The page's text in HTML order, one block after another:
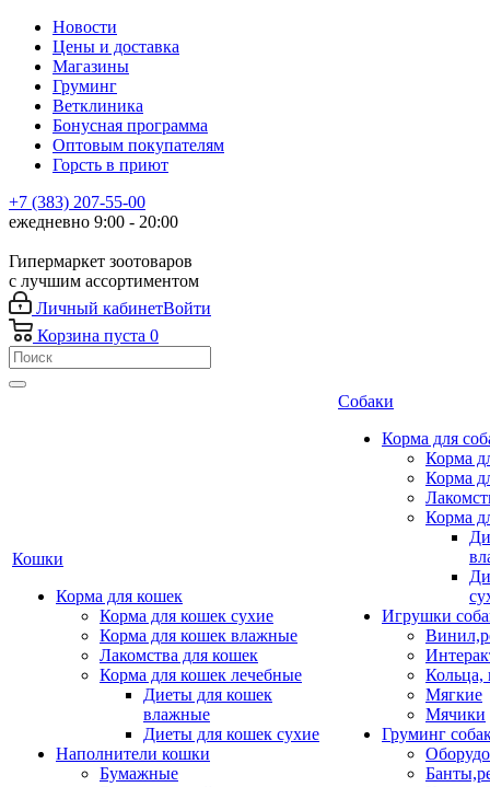
Новости
Цены и доставка
Магазины
Груминг
Ветклиника
Бонусная программа
Оптовым покупателям
Горсть в приют
+7 (383) 207-55-00
ежедневно 9:00 - 20:00
Гипермаркет зоотоваров
с лучшим ассортиментом
Личный кабинетВойти
Корзина пуста 0
Кошки
Корма для кошек
Корма для кошек сухие
Корма для кошек влажные
Лакомства для кошек
Корма для кошек лечебные
Диеты для кошек
влажные
Диеты для кошек сухие
Наполнители кошки
Бумажные
Собаки
Корма для
Корма
Корма
Корма
Игрушки
Кольца,
Мягкие
Мячики
Груминг